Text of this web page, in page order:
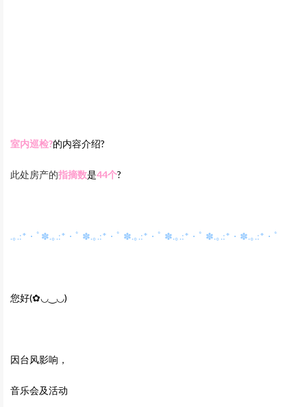
室内巡检‍?的内容介绍?
此处房产的指摘数是44个?
.｡.:*・ﾟ✽.｡.:*・ﾟ ✽.｡.:*・ﾟ ✽.｡.:*・ﾟ ✽.｡.:*・ﾟ ✽.｡.:*・✽.｡.:*・ﾟ
您好(✿◡‿◡)
因台风影响，
音乐会及活动